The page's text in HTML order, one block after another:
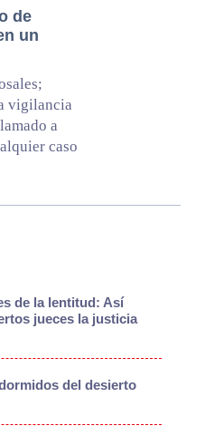
de
un
vigilancia
a
caso
de la lentitud: Así
jueces la justicia
del desierto